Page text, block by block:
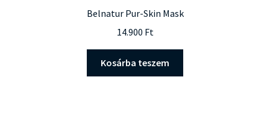
Belnatur Pur-Skin Mask
14.900 Ft
Kosárba teszem